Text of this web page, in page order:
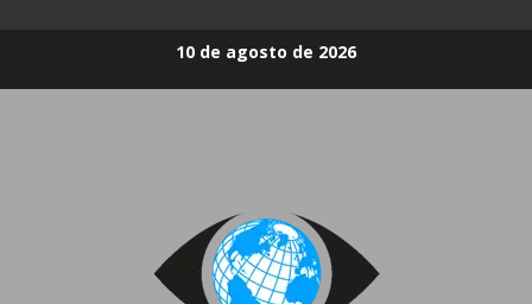
10 de agosto de 2026